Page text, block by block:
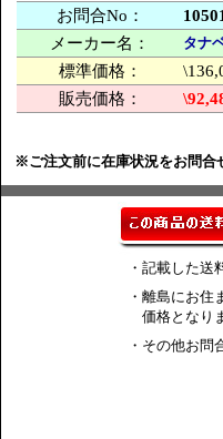
お問合No：
メーカー名：
タナ
標準価格：
販売価格：
※ご注文前に在庫状況をお問合
・記載した送
・離島にお住
価格となり
・その他お問